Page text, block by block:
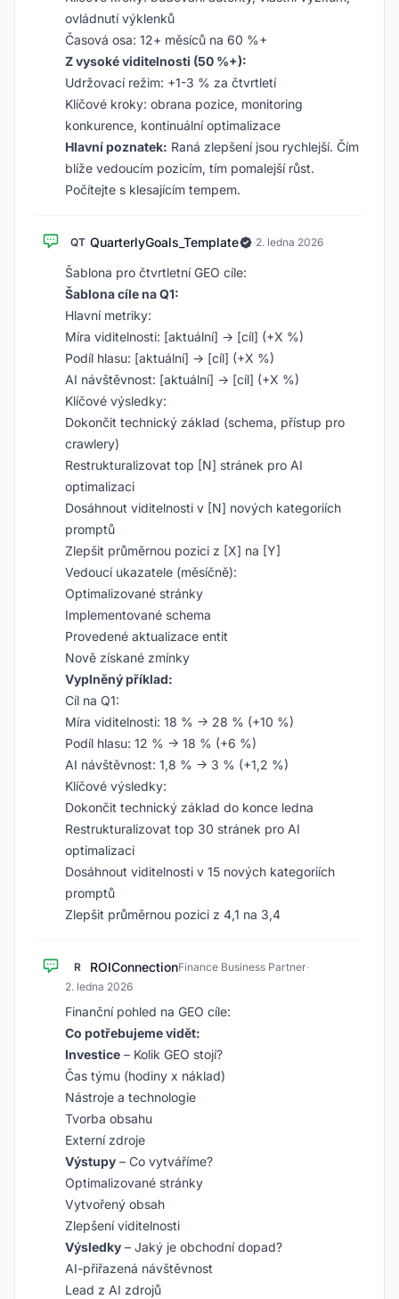
ovládnutí výklenků
Časová osa: 12+ měsíců na 60 %+
Z vysoké viditelnosti (50 %+):
Udržovací režim: +1-3 % za čtvrtletí
Klíčové kroky: obrana pozice, monitoring
konkurence, kontinuální optimalizace
Hlavní poznatek: Raná zlepšení jsou rychlejší. Čím
blíže vedoucím pozicím, tím pomalejší růst.
Počítejte s klesajícím tempem.
QT QuarterlyGoals_Template ·2. ledna 2026
Šablona pro čtvrtletní GEO cíle:
Šablona cíle na Q1:
Hlavní metriky:
Míra viditelnosti: [aktuální] → [cíl] (+X %)
Podíl hlasu: [aktuální] → [cíl] (+X %)
AI návštěvnost: [aktuální] → [cíl] (+X %)
Klíčové výsledky:
Dokončit technický základ (schema, přístup pro
crawlery)
Restrukturalizovat top [N] stránek pro AI
optimalizaci
Dosáhnout viditelnosti v [N] nových kategoriích
promptů
Zlepšit průměrnou pozici z [X] na [Y]
Vedoucí ukazatele (měsíčně):
Optimalizované stránky
Implementované schema
Provedené aktualizace entit
Nově získané zmínky
Vyplněný příklad:
Cíl na Q1:
Míra viditelnosti: 18 % → 28 % (+10 %)
Podíl hlasu: 12 % → 18 % (+6 %)
AI návštěvnost: 1,8 % → 3 % (+1,2 %)
Klíčové výsledky:
Dokončit technický základ do konce ledna
Restrukturalizovat top 30 stránek pro AI
optimalizaci
Dosáhnout viditelnosti v 15 nových kategoriích
promptů
Zlepšit průměrnou pozici z 4,1 na 3,4
R ROIConnectionFinance Business Partner·
2. ledna 2026
Finanční pohled na GEO cíle:
Co potřebujeme vidět:
Investice – Kolik GEO stojí?
Čas týmu (hodiny x náklad)
Nástroje a technologie
Tvorba obsahu
Externí zdroje
Výstupy – Co vytváříme?
Optimalizované stránky
Vytvořený obsah
Zlepšení viditelnosti
Výsledky – Jaký je obchodní dopad?
AI-přiřazená návštěvnost
Lead z AI zdrojů